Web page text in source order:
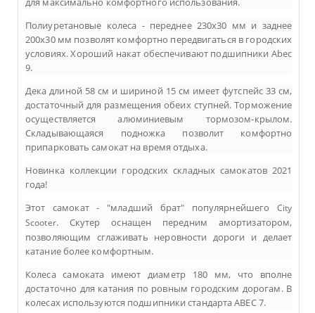
Полиуретановые колеса - переднее 230х30 мм и заднее
200х30 мм позволят комфортно передвигаться в городских
условиях. Хороший накат обеспечивают подшипники Abec
9.
Дека длиной 58 см и шириной 15 см имеет футспейс 33 см,
достаточный для размещения обеих ступней.Торможение
осуществляется алюминиевым тормозом-крылом.
Складывающаяся подножка позволит комфортно
припарковать самокат на время отдыха.
Новинка коллекции городских складных самокатов 2021
года!
Этот самокат - "младший брат" популярнейшего City
Scooter. Скутер оснащен передним амортизатором,
позволяющим сглаживать неровности дороги и делает
катание более комфортным.
Колеса самоката имеют диаметр 180 мм, что вполне
достаточно для катания по ровным городским дорогам. В
колесах используются подшипники стандарта ABEC 7.